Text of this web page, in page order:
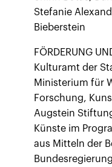
Stefanie
Bieberstein
FÖRDERUNG
Kulturamt der
Ministerium für
Forschung,
Augstein
Künste im
aus Mitteln der